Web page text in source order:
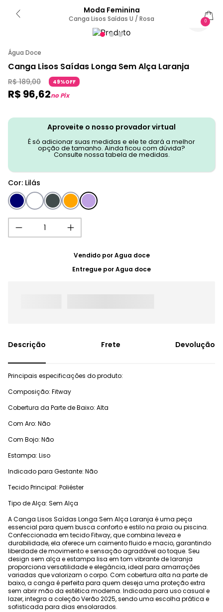
Moda Feminina
Canga Lisos Saídas U / Rosa 0
Água Doce
Canga Lisos Saídas Longa Sem Alça Laranja
R$ 189,00 49%OFF
R$ 96,62no Pix
Aproveite o nosso provador virtual
É só adicionar suas medidas e ele te dará a melhor
opção de tamanho. Ainda ficou com dúvida?
Consulte nossa tabela de medidas.
Cor: Lilás
Vendido porAgua doce
Entregue porAgua doce
Frete Devolução
Principais especificações do produto:
Composição: Fitway
Cobertura da Parte de Baixo: Alta
Com Aro: Não
Com Bojo: Não
Estampa: Liso
Indicado para Gestante: Não
Tecido Principal: Poliéster
Tipo de Alça: Sem Alça
A Canga Lisos Saídas Longa Sem Alça Laranja é uma peça
essencial para quem busca conforto e estilo na praia ou piscina.
Confeccionada em tecido Fitway, que combina leveza e
durabilidade, ela oferece um caimento fluido e macio, garantindo
liberdade de movimento e sensação agradável ao toque. Seu
design sem alça e estampa lisa em tom vibrante de laranja
proporciona versatilidade e elegância, ideal para amarrações
variadas que valorizam o corpo. Com cobertura alta na parte de
baixo, a canga é perfeita para quem deseja uma proteção extra
sem abrir mão da estética moderna. Indicada para uso casual e
lazer, integra a coleção Verão 2025, sendo uma escolha prática e
sofisticada para dias ensolarados.